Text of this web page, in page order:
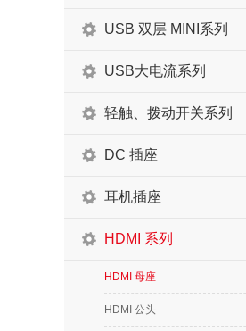
USB 双层 MINI系列
USB大电流系列
轻触、拨动开关系列
DC 插座
耳机插座
HDMI 系列
HDMI 母座
HDMI 公头